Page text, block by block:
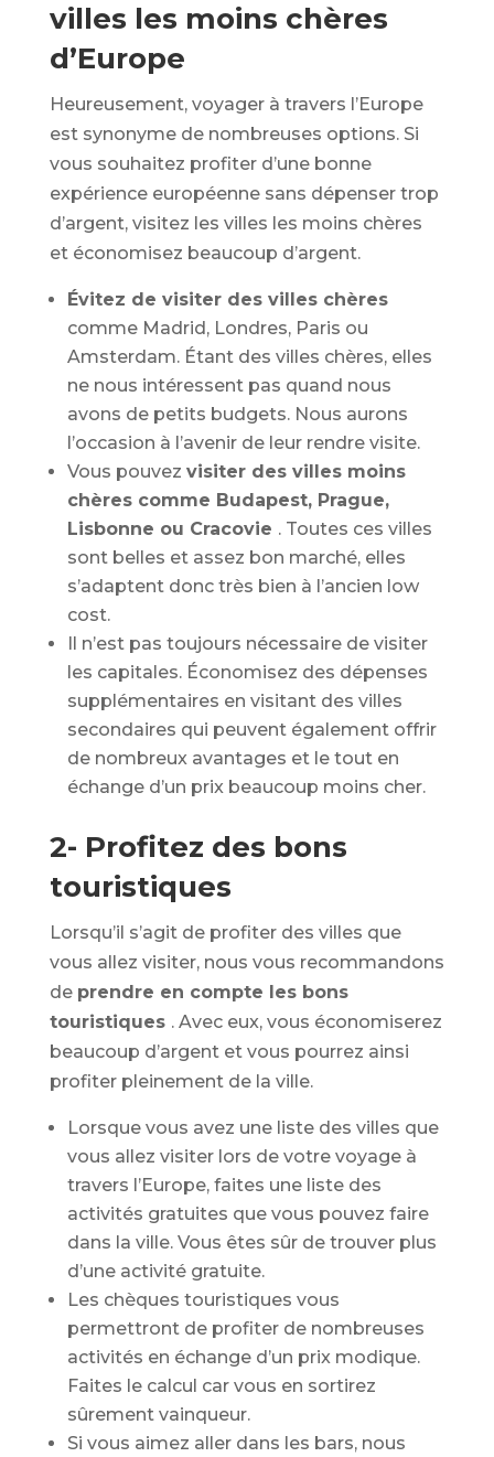
villes les moins chères
d’Europe
Heureusement, voyager à travers l’Europe
est synonyme de nombreuses options. Si
vous souhaitez profiter d’une bonne
expérience européenne sans dépenser trop
d’argent, visitez les villes les moins chères
et économisez beaucoup d’argent.
Évitez de visiter des villes chères
comme Madrid, Londres, Paris ou
Amsterdam. Étant des villes chères, elles
ne nous intéressent pas quand nous
avons de petits budgets. Nous aurons
l’occasion à l’avenir de leur rendre visite.
Vous pouvez visiter des villes moins
chères comme Budapest, Prague,
Lisbonne ou Cracovie . Toutes ces villes
sont belles et assez bon marché, elles
s’adaptent donc très bien à l’ancien low
cost.
Il n’est pas toujours nécessaire de visiter
les capitales. Économisez des dépenses
supplémentaires en visitant des villes
secondaires qui peuvent également offrir
de nombreux avantages et le tout en
échange d’un prix beaucoup moins cher.
2- Profitez des bons
touristiques
Lorsqu’il s’agit de profiter des villes que
vous allez visiter, nous vous recommandons
de prendre en compte les bons
touristiques . Avec eux, vous économiserez
beaucoup d’argent et vous pourrez ainsi
profiter pleinement de la ville.
Lorsque vous avez une liste des villes que
vous allez visiter lors de votre voyage à
travers l’Europe, faites une liste des
activités gratuites que vous pouvez faire
dans la ville. Vous êtes sûr de trouver plus
d’une activité gratuite.
Les chèques touristiques vous
permettront de profiter de nombreuses
activités en échange d’un prix modique.
Faites le calcul car vous en sortirez
sûrement vainqueur.
Si vous aimez aller dans les bars, nous